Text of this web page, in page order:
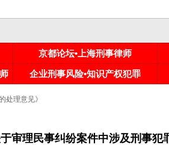
京都论坛•上海刑事律师
企业刑事风险•知识产权犯罪
处理意见》
审理民事纠纷案件中涉及刑事犯